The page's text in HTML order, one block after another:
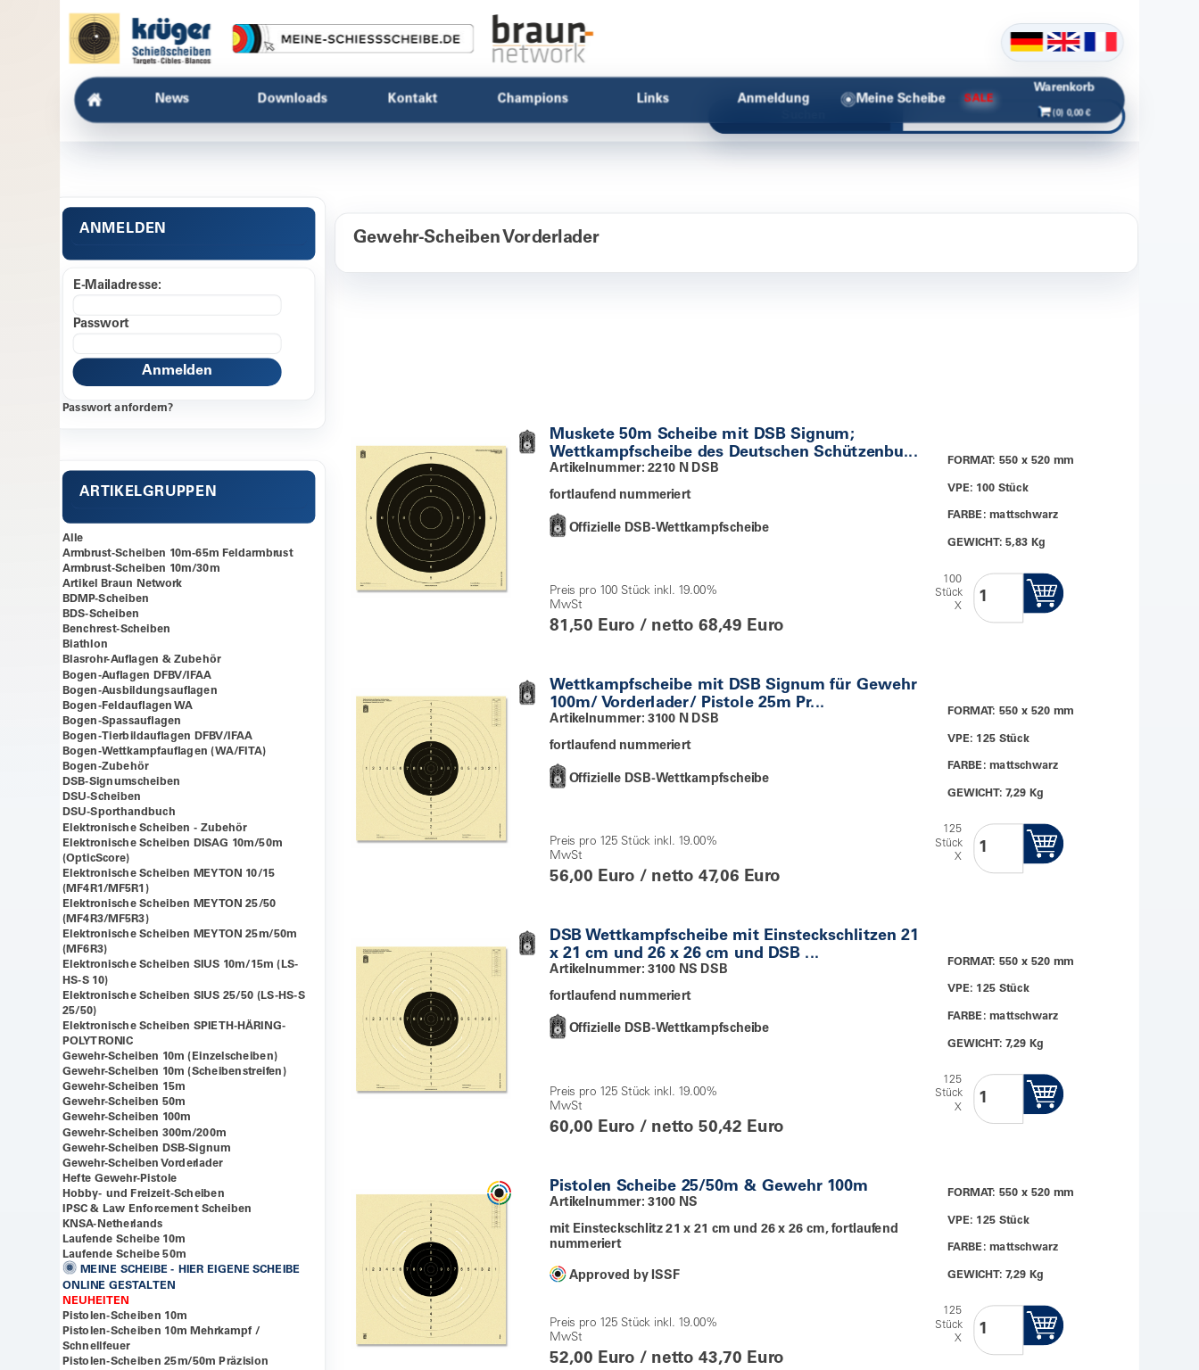
News Downloads Kontakt Champions Links Anmeldung Meine Scheibe SALE
Warenkorb
(0) 0,00 €
Gewehr-Scheiben Vorderlader
Muskete 50m Scheibe mit DSB Signum;
Wettkampfscheibe des Deutschen Schützenbu...
Artikelnummer: 2210 N DSB
fortlaufend nummeriert
Offizielle DSB-Wettkampfscheibe
Preis pro 100 Stück inkl. 19.00%
MwSt
81,50 Euro / netto 68,49 Euro
FORMAT: 550 x 520 mm
VPE: 100 Stück
FARBE: mattschwarz
GEWICHT: 5,83 Kg
100
Stück
X
Wettkampfscheibe mit DSB Signum für Gewehr
100m/ Vorderlader/ Pistole 25m Pr...
Artikelnummer: 3100 N DSB
fortlaufend nummeriert
Offizielle DSB-Wettkampfscheibe
Preis pro 125 Stück inkl. 19.00%
MwSt
56,00 Euro / netto 47,06 Euro
FORMAT: 550 x 520 mm
VPE: 125 Stück
FARBE: mattschwarz
GEWICHT: 7,29 Kg
125
Stück
X
DSB Wettkampfscheibe mit Einsteckschlitzen 21
x 21 cm und 26 x 26 cm und DSB ...
Artikelnummer: 3100 NS DSB
fortlaufend nummeriert
Offizielle DSB-Wettkampfscheibe
Preis pro 125 Stück inkl. 19.00%
MwSt
60,00 Euro / netto 50,42 Euro
FORMAT: 550 x 520 mm
VPE: 125 Stück
FARBE: mattschwarz
GEWICHT: 7,29 Kg
125
Stück
X
Pistolen Scheibe 25/50m & Gewehr 100m
Artikelnummer: 3100 NS
mit Einsteckschlitz 21 x 21 cm und 26 x 26 cm, fortlaufend
nummeriert
Approved by ISSF
Preis pro 125 Stück inkl. 19.00%
MwSt
52,00 Euro / netto 43,70 Euro
FORMAT: 550 x 520 mm
VPE: 125 Stück
FARBE: mattschwarz
GEWICHT: 7,29 Kg
125
Stück
X
ANMELDEN
E-Mailadresse:
Passwort
Passwort anfordern?
ARTIKELGRUPPEN
Alle
Armbrust-Scheiben 10m-65m Feldarmbrust
Armbrust-Scheiben 10m/30m
Artikel Braun Network
BDMP-Scheiben
BDS-Scheiben
Benchrest-Scheiben
Biathlon
Blasrohr-Auflagen & Zubehör
Bogen-Auflagen DFBV/IFAA
Bogen-Ausbildungsauflagen
Bogen-Feldauflagen WA
Bogen-Spassauflagen
Bogen-Tierbildauflagen DFBV/IFAA
Bogen-Wettkampfauflagen (WA/FITA)
Bogen-Zubehör
DSB-Signumscheiben
DSU-Scheiben
DSU-Sporthandbuch
Elektronische Scheiben - Zubehör
Elektronische Scheiben DISAG 10m/50m
(OpticScore)
Elektronische Scheiben MEYTON 10/15
(MF4R1/MF5R1)
Elektronische Scheiben MEYTON 25/50
(MF4R3/MF5R3)
Elektronische Scheiben MEYTON 25m/50m
(MF6R3)
Elektronische Scheiben SIUS 10m/15m (LS-
HS-S 10)
Elektronische Scheiben SIUS 25/50 (LS-HS-S
25/50)
Elektronische Scheiben SPIETH-HÄRING-
POLYTRONIC
Gewehr-Scheiben 10m (Einzelscheiben)
Gewehr-Scheiben 10m (Scheibenstreifen)
Gewehr-Scheiben 15m
Gewehr-Scheiben 50m
Gewehr-Scheiben 100m
Gewehr-Scheiben 300m/200m
Gewehr-Scheiben DSB-Signum
Gewehr-Scheiben Vorderlader
Hefte Gewehr-Pistole
Hobby- und Freizeit-Scheiben
IPSC & Law Enforcement Scheiben
KNSA-Netherlands
Laufende Scheibe 10m
Laufende Scheibe 50m
MEINE SCHEIBE - HIER EIGENE SCHEIBE
ONLINE GESTALTEN
NEUHEITEN
Pistolen-Scheiben 10m
Pistolen-Scheiben 10m Mehrkampf /
Schnellfeuer
Pistolen-Scheiben 25m/50m Präzision